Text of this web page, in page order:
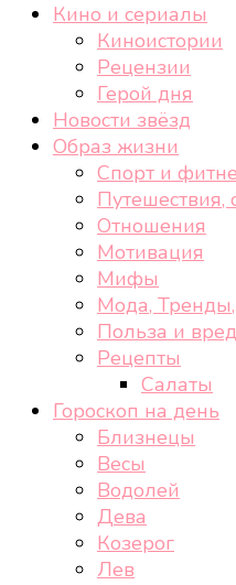
cheek-look.ru
Женский сайт о
здоровом образе
Кино и сериалы
Киноистории
Рецензии
Герой дня
Новости звёзд
Образ жизни
Спорт и
Путешествия,
Отношения
Мотивация
Мифы
Мода,
Польза и
Рецепты
Салаты
Гороскоп на день
Близнецы
Весы
Водолей
Дева
Козерог
Лев